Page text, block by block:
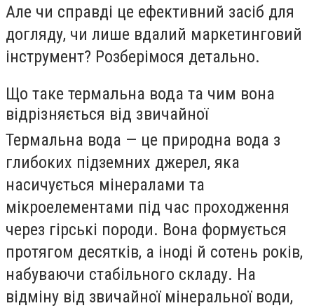
Але чи справді це ефективний засіб для
догляду, чи лише вдалий маркетинговий
інструмент? Розберімося детально.
Що таке термальна вода та чим вона
відрізняється від звичайної
Термальна вода — це природна вода з
глибоких підземних джерел, яка
насичується мінералами та
мікроелементами під час проходження
через гірські породи. Вона формується
протягом десятків, а іноді й сотень років,
набуваючи стабільного складу. На
відміну від звичайної мінеральної води,